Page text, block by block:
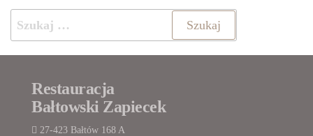
Szukaj:
Restauracja
Bałtowski Zapiecek
27-423 Bałtów 168 A